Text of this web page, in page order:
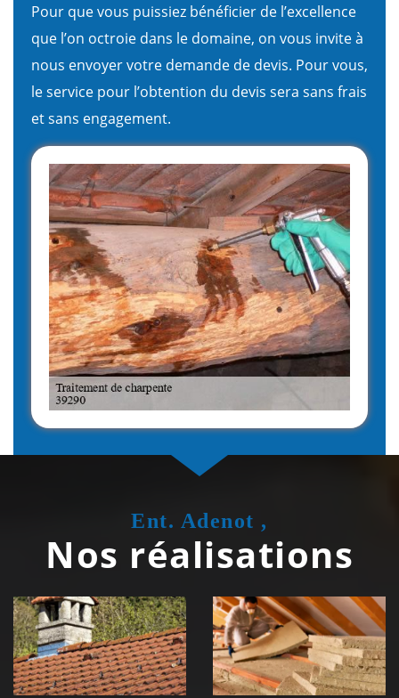
Pour que vous puissiez bénéficier de l’excellence
que l’on octroie dans le domaine, on vous invite à
nous envoyer votre demande de devis. Pour vous,
le service pour l’obtention du devis sera sans frais
et sans engagement.
Ent. Adenot ,
Nos réalisations
Couvreur
zingueur 39
Jura
Isolation de
toiture 39
Jura